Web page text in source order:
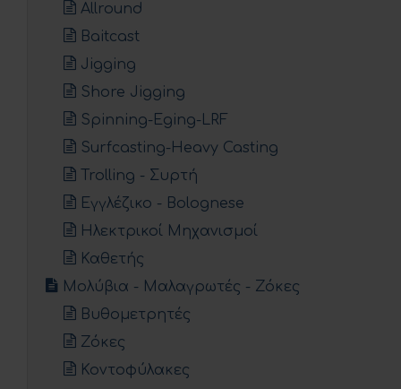
Allround
Baitcast
Jigging
Shore Jigging
Spinning-Eging-LRF
Surfcasting-Heavy Casting
Trolling - Συρτή
Εγγλέζικο - Bolognese
Ηλεκτρικοί Μηχανισμοί
Καθετής
Μολύβια - Μαλαγρωτές - Ζόκες
Βυθομετρητές
Ζόκες
Κοντοφύλακες